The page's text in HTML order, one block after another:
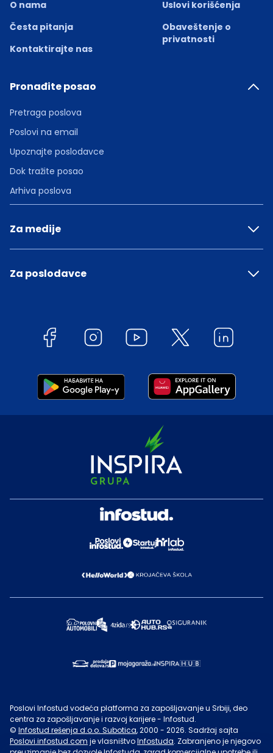
O nama
Česta pitanja
Kontaktirajte nas
Uslovi korišćenja
Obaveštenje o
privatnosti
Pronađite posao
Pretraga poslova
Poslovi na email
Upoznajte poslodavce
Dok tražite posao
Arhiva poslova
Za medije
Za poslodavce
Poslovi Infostud vodeća platforma za zapošljavanje u Srbiji, deo
centra za zapošljavanje i razvoj karijere - Infostud.
© Infostud rešenja d.o.o. Subotica, 2000 - 2026. Sadržaj sajta
Poslovi.infostud.com je vlasništvoInfostuda. Zabranjeno je njegovo